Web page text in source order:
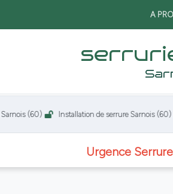
A
(60) Installation de serrure Sarnois (60)
Urgence